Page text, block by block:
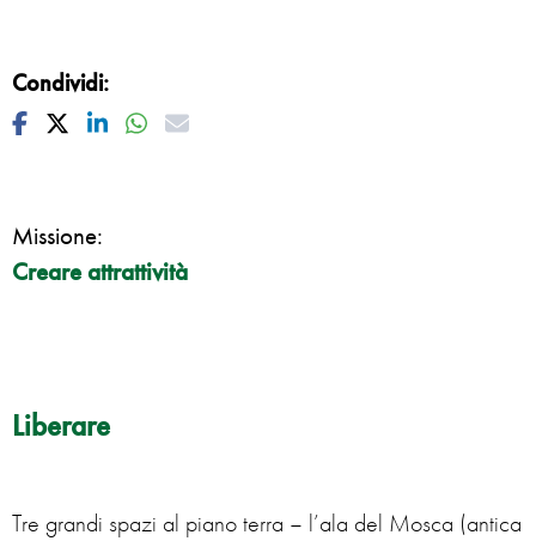
Condividi:
Facebook
TwitterLinkedinWhatsapp
Mail
Missione:
Creare attrattività
Liberare
Tre grandi spazi al piano terra – l’ala del Mosca (antica